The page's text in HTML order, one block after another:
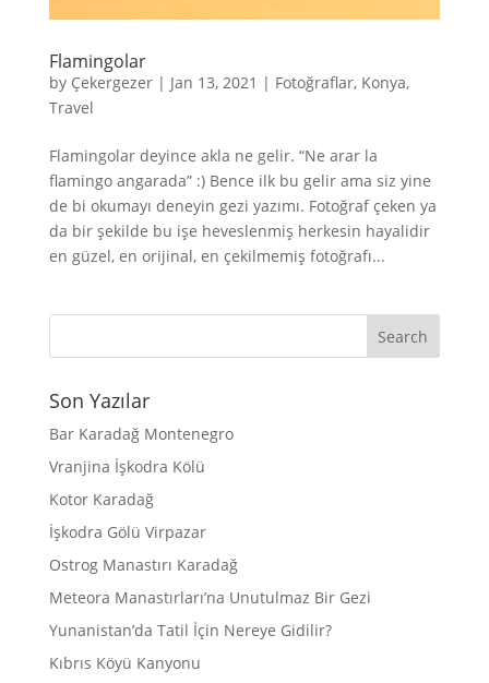
Flamingolar
by Çekergezer| Jan 13, 2021 | Fotoğraflar, Konya,
Travel
Flamingolar deyince akla ne gelir. “Ne arar la
flamingo angarada” :) Bence ilk bu gelir ama siz yine
de bi okumayı deneyin gezi yazımı. Fotoğraf çeken ya
da bir şekilde bu işe heveslenmiş herkesin hayalidir
en güzel, en orijinal, en çekilmemiş fotoğrafı...
Son Yazılar
Bar Karadağ Montenegro
Vranjina İşkodra Kölü
Kotor Karadağ
İşkodra Gölü Virpazar
Ostrog Manastırı Karadağ
Meteora Manastırları’na Unutulmaz Bir Gezi
Yunanistan’da Tatil İçin Nereye Gidilir?
Kıbrıs Köyü Kanyonu